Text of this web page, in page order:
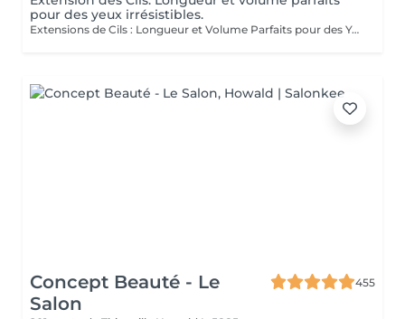
pour des yeux irrésistibles.
Extensions de Cils : Longueur et Volume Parfaits pour des Yeux Irrésistibles Découvrez le secret pour des yeux captivants avec nos extensions de cils. Conçues pour offrir à la fois longueur et volume, ces extensions transforment votre regard. Longueur Idéale : Les cils sont soigneusement sélectionnés pour offrir la longueur parfaite, créant un effet de cils allongés et élégants qui ouvrent et définissent le regard. Volume Éclatant : Grâce à des techniques avancées, nous ajoutons du volume à vos cils naturels pour un effet dense et luxuriant, sans alourdir vos yeux. Regard Séduisant : Profitez d'un regard irrésistible qui met en valeur vos yeux avec une intensité et une profondeur accrues, parfait pour toutes les occasions. Les cils sont appliquées avec précision par nos expertes, dont les maîtres Liseta, Fatima Deborah. Leur experience garantit un résultat impeccable et durable. Offrez-vous le luxe d'une beauté éclatante et faites briller vos yeux comme jamais auparavant.
Concept Beauté - Le
Salon
455